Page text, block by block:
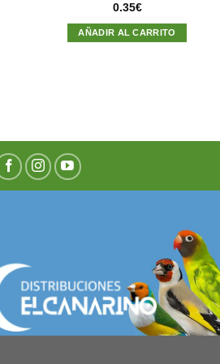
0.35€
AÑADIR AL CARRITO